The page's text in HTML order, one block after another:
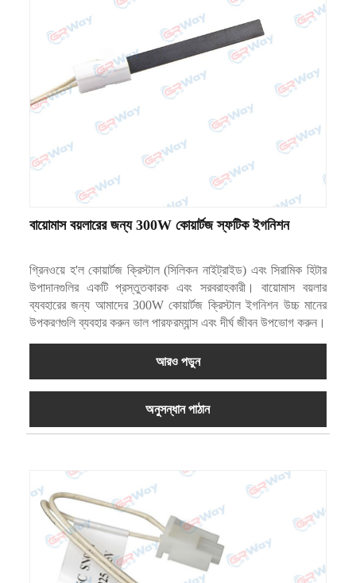
বায়োমাস বয়লারের জন্য 300W কোয়ার্টজ স্ফটিক ইগনিশন
গ্রিনওয়ে হ'ল কোয়ার্টজ ক্রিস্টাল (সিলিকন নাইট্রাইড) এবং সিরামিক হিটার
উপাদানগুলির একটি প্রস্তুতকারক এবং সরবরাহকারী। বায়োমাস বয়লার
ব্যবহারের জন্য আমাদের 300W কোয়ার্টজ ক্রিস্টাল ইগনিশন উচ্চ মানের
উপকরণগুলি ব্যবহার করুন ভাল পারফরম্যান্স এবং দীর্ঘ জীবন উপভোগ করুন।
আরও পড়ুন
অনুসন্ধান পাঠান